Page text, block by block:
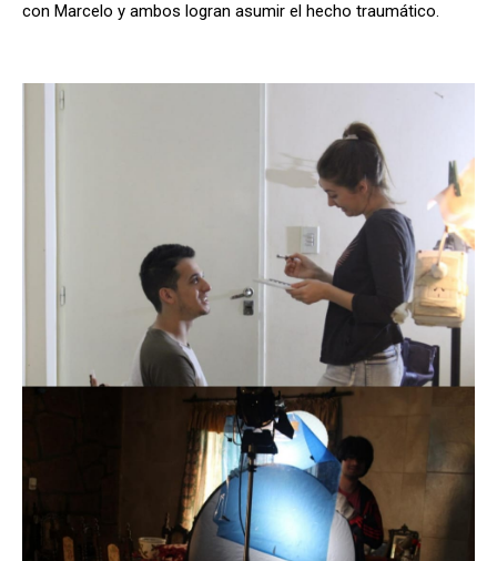
con Marcelo y ambos logran asumir el hecho traumático.